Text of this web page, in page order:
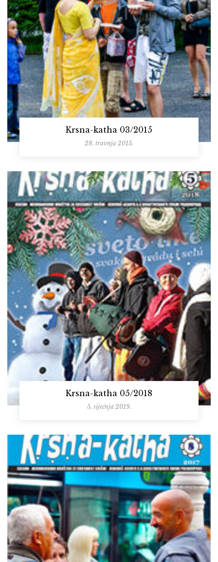
Krsna-katha 03/2015
28. travnja 2015.
Krsna-katha 05/2018
5. siječnja 2019.